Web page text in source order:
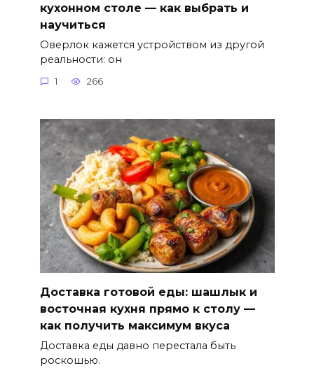
кухонном столе — как выбрать и
научиться
Оверлок кажется устройством из другой
реальности: он
1 266
Доставка готовой еды: шашлык и
восточная кухня прямо к столу —
как получить максимум вкуса
Доставка еды давно перестала быть
роскошью.